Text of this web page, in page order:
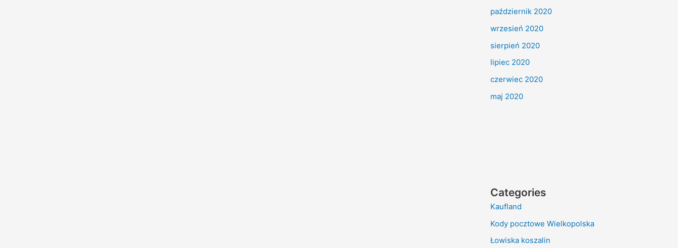
październik 2020
wrzesień 2020
sierpień 2020
lipiec 2020
czerwiec 2020
maj 2020
Categories
Kaufland
Kody pocztowe Wielkopolska
Łowiska koszalin